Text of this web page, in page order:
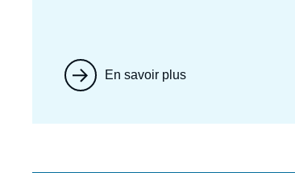
En savoir plus